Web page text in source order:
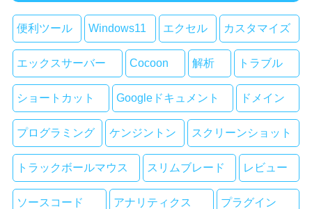
便利ツール Windows11 エクセル カスタマイズ
エックスサーバー Cocoon 解析 トラブル
ショートカット Googleドキュメント ドメイン
プログラミング ケンジントン スクリーンショット
トラックボールマウス スリムブレード レビュー
ソースコード アナリティクス プラグイン